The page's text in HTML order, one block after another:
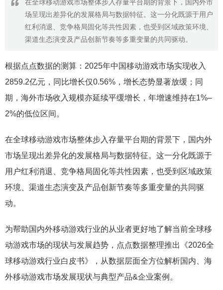
在全球移动游戏市场整体步入存量平台期的背景下，国内外市
场呈现出差异化的发展格局与数据特征。这一分化既源于用户
红利消退、竞争格局固化等共性因素，也受到区域政策环境、
渠道生态演变及产品创新节奏等多重变量的共同驱动。
根据点点数据的测算：2025年中国移动游戏市场实现收入
2859.2亿元，同比增长仅0.56%，增长态势显著放缓；同
期，海外市场收入规模亦延续平缓增长，年增速维持在1%–
2%的低位区间。
在全球移动游戏市场整体步入存量平台期的背景下，国内外
市场呈现出差异化的发展格局与数据特征。这一分化既源于
用户红利消退、竞争格局固化等共性因素，也受到区域政策
环境、渠道生态演变及产品创新节奏等多重变量的共同驱
动。
为帮助国内外移动游戏行业的从业者更好地了解当前全球移
动游戏市场的现状与发展趋势，点点数据整理推出《2026全
球移动游戏行业白皮书》，从数据层面全方位解析国内、海
外移动游戏市场发展现状与典型产品&企业案例。